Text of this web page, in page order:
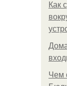
Как
Чем